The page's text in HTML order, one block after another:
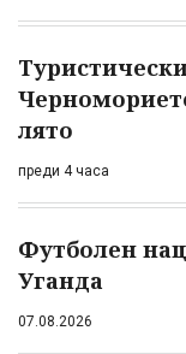
лято
преди 4 часа
Футболен
Уганда
07.08.2026